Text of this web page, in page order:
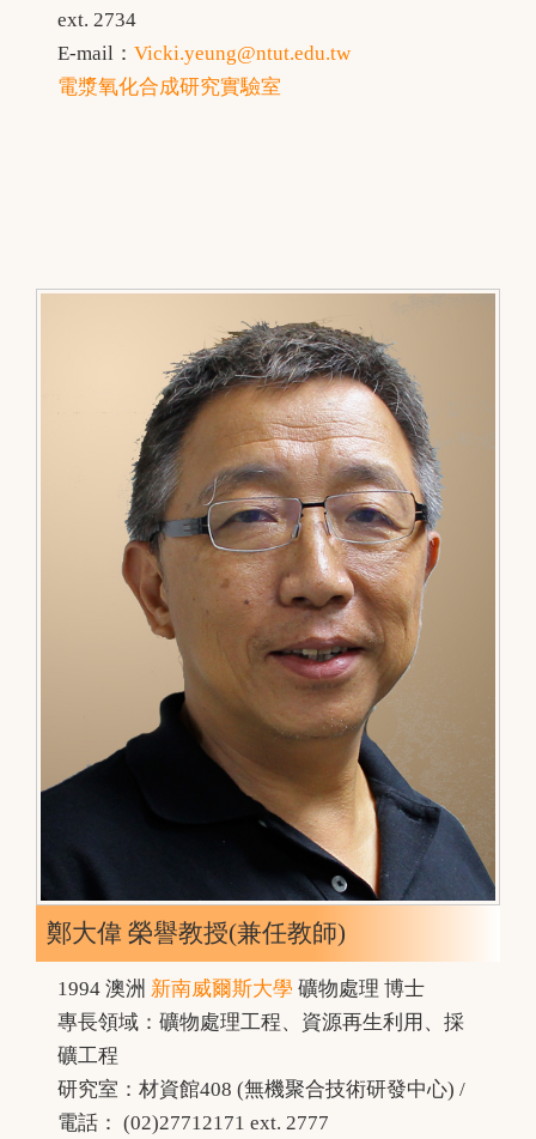
ext. 2734
E-mail：Vicki.yeung@ntut.edu.tw
電漿氧化合成研究實驗室
鄭大偉 榮譽教授(兼任教師)
1994 澳洲 新南威爾斯大學 礦物處理 博士
專長領域：礦物處理工程、資源再生利用、採
礦工程
研究室：材資館408 (無機聚合技術研發中心) /
電話： (02)27712171 ext. 2777